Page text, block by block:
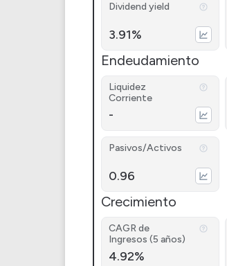
Dividend yield
3.91%
Endeudamiento
Liquidez
Corriente
-
Pasivos/Activos
0.96
Crecimiento
CAGR de
Ingresos (5 años)
4.92%